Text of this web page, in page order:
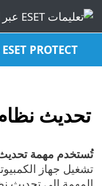
ESET PROTECT – جدول المحتويات
تحديث
تُستخدم مهمة
تشغيل جهاز